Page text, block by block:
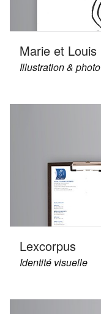
Marie et Louis
Illustration & photo
Lexcorpus
Identité visuelle